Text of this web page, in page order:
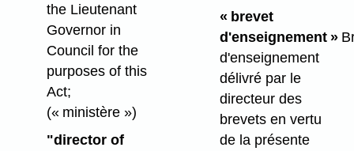
the Lieutenant
Governor in
Council for the
purposes of this
Act;
(« ministère »)
"director of
« brevet
d'enseignement »
d'enseignement
délivré par le
directeur des
brevets en vertu
de la présente